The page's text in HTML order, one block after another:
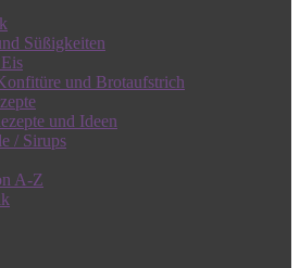
Süßigkeiten
und Brotaufstrich
und Ideen
/ Sirups
A-Z